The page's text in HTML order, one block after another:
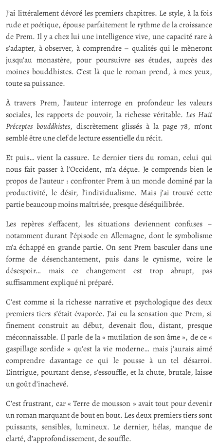
J’ai littéralement dévoré les premiers chapitres. Le style, à la fois
rude et poétique, épouse parfaitement le rythme de la croissance
de Prem. Il y a chez lui une intelligence vive, une capacité rare à
s’adapter, à observer, à comprendre – qualités qui le mèneront
jusqu’au monastère, pour poursuivre ses études, auprès des
moines bouddhistes. C’est là que le roman prend, à mes yeux,
toute sa puissance.
À travers Prem, l’auteur interroge en profondeur les valeurs
sociales, les rapports de pouvoir, la richesse véritable. Les Huit
Préceptes bouddhistes, discrètement glissés à la page 78, m’ont
semblé être une clef de lecture essentielle du récit.
Et puis… vient la cassure. Le dernier tiers du roman, celui qui
nous fait passer à l’Occident, m’a déçue. Je comprends bien le
propos de l’auteur : confronter Prem à un monde dominé par la
productivité, le désir, l’individualisme. Mais j’ai trouvé cette
partie beaucoup moins maîtrisée, presque déséquilibrée.
Les repères s’effacent, les situations deviennent confuses –
notamment durant l’épisode en Allemagne, dont le symbolisme
m’a échappé en grande partie. On sent Prem basculer dans une
forme de désenchantement, puis dans le cynisme, voire le
désespoir… mais ce changement est trop abrupt, pas
suffisamment expliqué ni préparé.
C’est comme si la richesse narrative et psychologique des deux
premiers tiers s’était évaporée. J’ai eu la sensation que Prem, si
finement construit au début, devenait flou, distant, presque
méconnaissable. Il parle de la « mutilation de son âme », de ce «
gaspillage sordide » qu’est la vie moderne… mais j’aurais aimé
comprendre davantage ce qui le pousse à un tel désarroi.
L’intrigue, pourtant dense, s’essouffle, et la chute, brutale, laisse
un goût d’inachevé.
C’est frustrant, car « Terre de mousson » avait tout pour devenir
un roman marquant de bout en bout. Les deux premiers tiers sont
puissants, sensibles, lumineux. Le dernier, hélas, manque de
clarté, d’approfondissement, de souffle.